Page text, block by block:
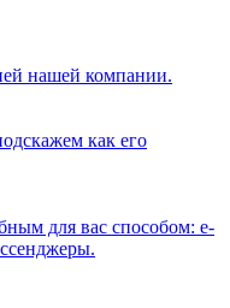
нашей компании.
как его
для вас способом: e-